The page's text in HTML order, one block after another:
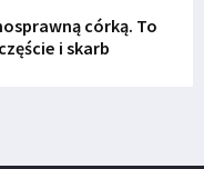
córką. To
i skarb